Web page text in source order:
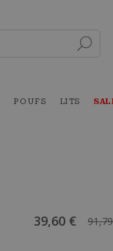
POUFS LITS
39,60 €